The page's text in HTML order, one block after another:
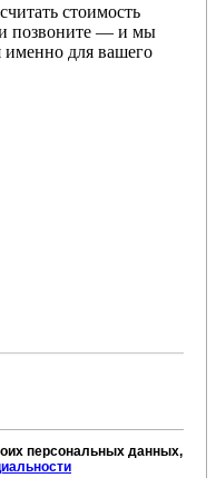
стоимость
позвоните — и мы
именно для вашего
персональных данных, в